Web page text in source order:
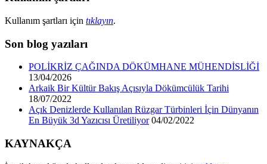
Kullanım şartları için tıklayın.
Son blog yazıları
POLİKRİZ ÇAĞINDA DÖKÜMHANE MÜHENDİSLİĞİ
13/04/2026
Arkaik Bir Kültür Bakış Açısıyla Dökümcülük Tarihi
18/07/2022
Açık Denizlerde Kullanılan Rüzgar Türbinleri İçin Dünyanın
En Büyük 3d Yazıcısı Üretiliyor 04/02/2022
KAYNAKÇA